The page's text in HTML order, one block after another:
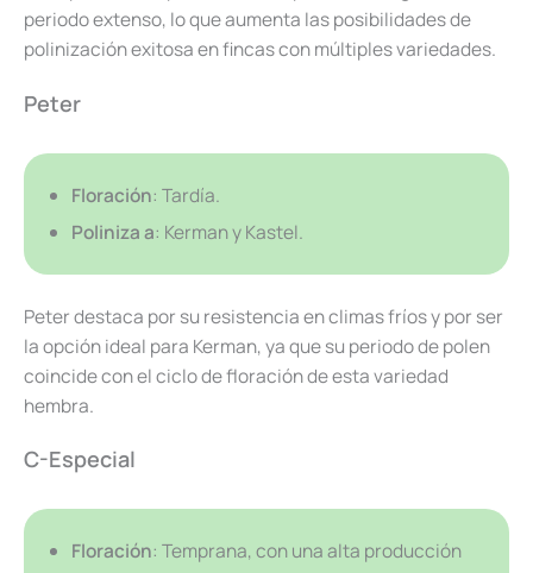
periodo extenso, lo que aumenta las posibilidades de
polinización exitosa en fincas con múltiples variedades.
Peter
Floración: Tardía.
Poliniza a: Kerman y Kastel.
Peter destaca por su resistencia en climas fríos y por ser
la opción ideal para Kerman, ya que su periodo de polen
coincide con el ciclo de floración de esta variedad
hembra.
C-Especial
Floración: Temprana, con una alta producción